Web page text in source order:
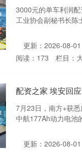
3000元的单车利润
工业协会副秘书长陈
更新：2026-08-01
阅读： 173 栏目：
配资之家 埃安回
7月23日，南方+获
中航177Ah动力电池
更新：2026-08-01